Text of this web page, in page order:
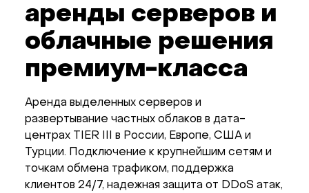
аренды серверов и
облачные решения
премиум-класса
Аренда выделенных серверов и
развертывание частных облаков в дата-
центрах TIER III в России, Европе, США и
Турции. Подключение к крупнейшим сетям и
точкам обмена трафиком, поддержка
клиентов 24/7, надежная защита от DDoS атак,